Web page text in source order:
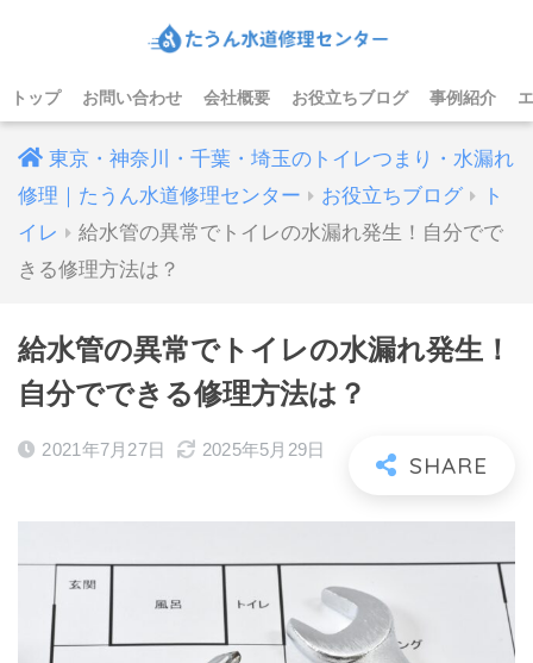
トップ お問い合わせ 会社概要 お役立ちブログ 事例紹介
東京・神奈川・千葉・埼玉のトイレつまり・水漏れ
修理｜たうん水道修理センター
お役立ちブログ
ト
イレ
給水管の異常でトイレの水漏れ発生！自分でで
きる修理方法は？
給水管の異常でトイレの水漏れ発生！
自分でできる修理方法は？
2021年7月27日 2025年5月29日